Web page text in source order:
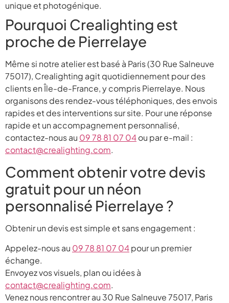
unique et photogénique.
Pourquoi Crealighting est
proche de Pierrelaye
Même si notre atelier est basé à Paris (30 Rue Salneuve
75017), Crealighting agit quotidiennement pour des
clients en Île-de-France, y compris Pierrelaye. Nous
organisons des rendez-vous téléphoniques, des envois
rapides et des interventions sur site. Pour une réponse
rapide et un accompagnement personnalisé,
contactez-nous au 09 78 81 07 04ou par e-mail :
contact@crealighting.com.
Comment obtenir votre devis
gratuit pour un néon
personnalisé Pierrelaye ?
Obtenir un devis est simple et sans engagement :
Appelez-nous au 09 78 81 07 04pour un premier
échange.
Envoyez vos visuels, plan ou idées à
contact@crealighting.com.
Venez nous rencontrer au 30 Rue Salneuve 75017, Paris